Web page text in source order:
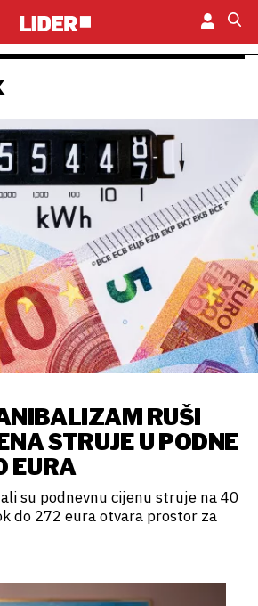
RUŠI
STRUJE U PODNE
EURA
su podnevnu cijenu struje na 40
do 272 eura otvara prostor za